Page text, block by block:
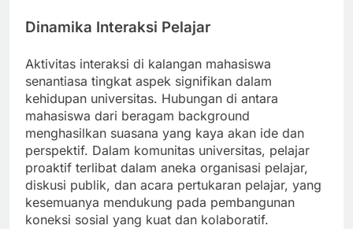
Dinamika Interaksi Pelajar
Aktivitas interaksi di kalangan mahasiswa
senantiasa tingkat aspek signifikan dalam
kehidupan universitas. Hubungan di antara
mahasiswa dari beragam background
menghasilkan suasana yang kaya akan ide dan
perspektif. Dalam komunitas universitas, pelajar
proaktif terlibat dalam aneka organisasi pelajar,
diskusi publik, dan acara pertukaran pelajar, yang
kesemuanya mendukung pada pembangunan
koneksi sosial yang kuat dan kolaboratif.